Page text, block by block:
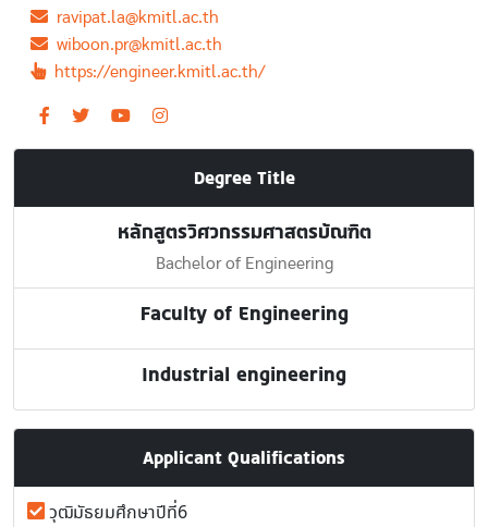
ravipat.la@kmitl.ac.th
wiboon.pr@kmitl.ac.th
https://engineer.kmitl.ac.th/
Degree Title
หลักสูตรวิศวกรรมศาสตรบัณฑิต
Bachelor of Engineering
Faculty of Engineering
Industrial engineering
Applicant Qualifications
วุฒิมัธยมศึกษาปีที่6